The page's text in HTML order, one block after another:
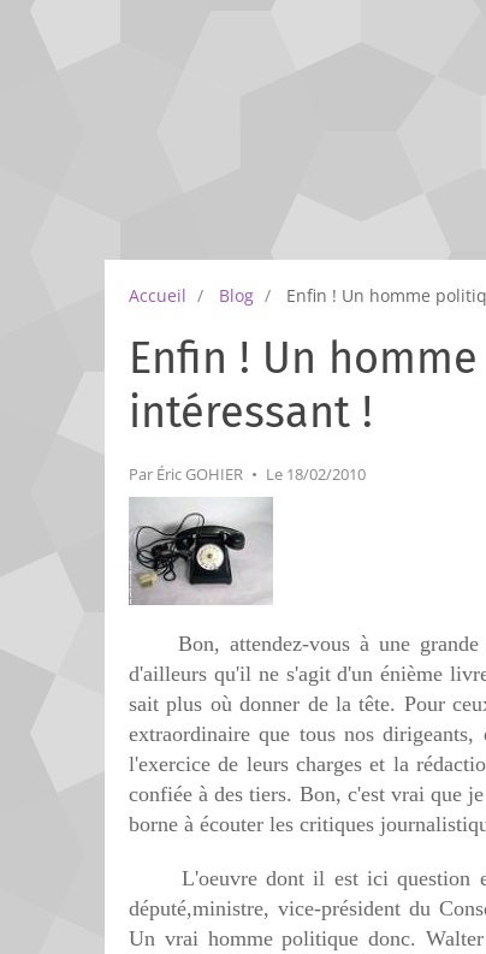
Accueil Blog Enfin ! Un homme
Enfin ! Un
intéressant !
Par Éric GOHIER Le 18/02/2010
Bon, attendez-vous à une
d'ailleurs qu'il ne s'agit d'un énième
sait plus où donner de la tête. Pour
extraordinaire que tous nos dirigeants,
l'exercice de leurs charges et la
confiée à des tiers. Bon, c'est vrai que
borne à écouter les critiques
L'oeuvre dont il est ici question
député,ministre, vice-président du
Un vrai homme politique donc.